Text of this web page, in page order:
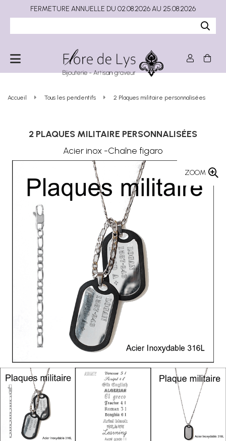
Accueil Tous les pendentifs 2 Plaques militaire personnalisées
2 PLAQUES MILITAIRE PERSONNALISÉES
Acier inox -Chaîne figaro
ZOOM
FERMETURE ANNUELLE DU 02.08.2026 AU 25.08.2026